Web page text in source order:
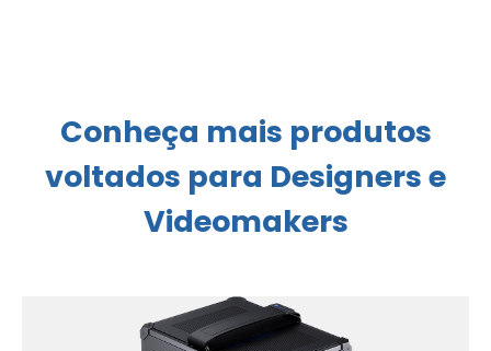
Conheça mais produtos
voltados para Designers e
Videomakers